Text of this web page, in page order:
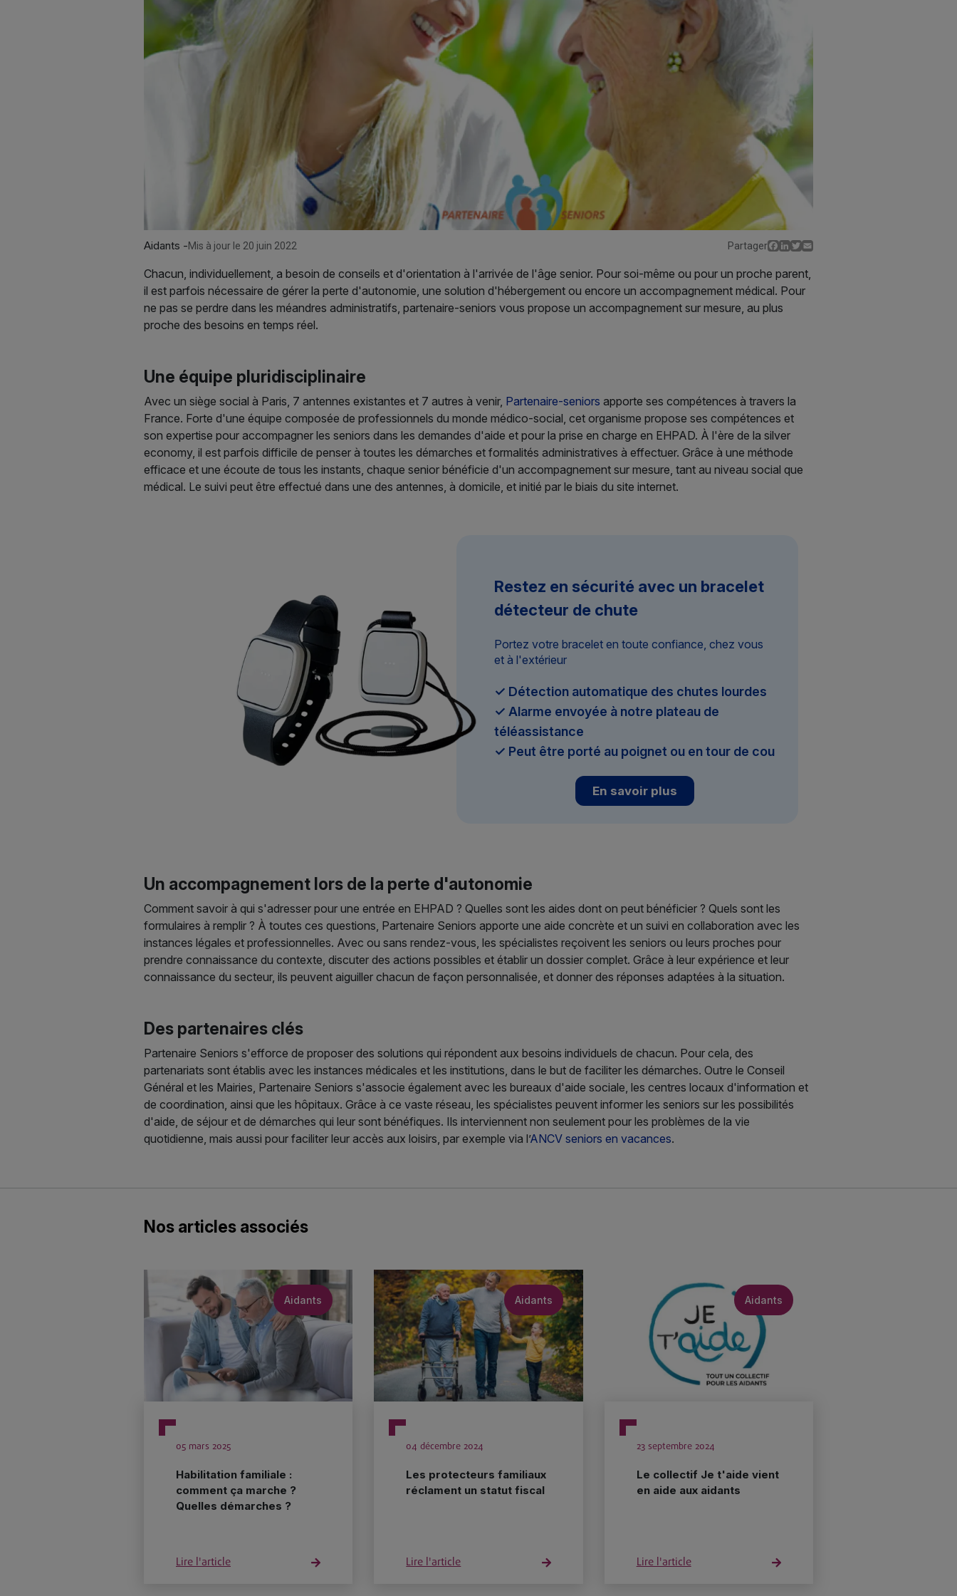
Aidants -Mis à jour le 20 juin 2022 Partager Facebook
LinkedIn
Twitter
Chacun, individuellement, a besoin de conseils et d'orientation à l'arrivée de l'âge senior. Pour soi-même ou pour un proche parent,
il est parfois nécessaire de gérer la perte d'autonomie, une solution d'hébergement ou encore un accompagnement médical. Pour
ne pas se perdre dans les méandres administratifs, partenaire-seniors vous propose un accompagnement sur mesure, au plus
proche des besoins en temps réel.
Une équipe pluridisciplinaire
Avec un siège social à Paris, 7 antennes existantes et 7 autres à venir, Partenaire-seniors apporte ses compétences à travers la
France. Forte d'une équipe composée de professionnels du monde médico-social, cet organisme propose ses compétences et
son expertise pour accompagner les seniors dans les demandes d'aide et pour la prise en charge en EHPAD. À l'ère de la silver
economy, il est parfois difficile de penser à toutes les démarches et formalités administratives à effectuer. Grâce à une méthode
efficace et une écoute de tous les instants, chaque senior bénéficie d'un accompagnement sur mesure, tant au niveau social que
médical. Le suivi peut être effectué dans une des antennes, à domicile, et initié par le biais du site internet.
Restez en sécurité avec un bracelet
détecteur de chute
Portez votre bracelet en toute confiance, chez vous
et à l'extérieur
✓ Détection automatique des chutes lourdes
✓ Alarme envoyée à notre plateau de
téléassistance
✓ Peut être porté au poignet ou en tour de cou
En savoir plus
Un accompagnement lors de la perte d'autonomie
Comment savoir à qui s'adresser pour une entrée en EHPAD ? Quelles sont les aides dont on peut bénéficier ? Quels sont les
formulaires à remplir ? À toutes ces questions, Partenaire Seniors apporte une aide concrète et un suivi en collaboration avec les
instances légales et professionnelles. Avec ou sans rendez-vous, les spécialistes reçoivent les seniors ou leurs proches pour
prendre connaissance du contexte, discuter des actions possibles et établir un dossier complet. Grâce à leur expérience et leur
connaissance du secteur, ils peuvent aiguiller chacun de façon personnalisée, et donner des réponses adaptées à la situation.
Des partenaires clés
Partenaire Seniors s'efforce de proposer des solutions qui répondent aux besoins individuels de chacun. Pour cela, des
partenariats sont établis avec les instances médicales et les institutions, dans le but de faciliter les démarches. Outre le Conseil
Général et les Mairies, Partenaire Seniors s'associe également avec les bureaux d'aide sociale, les centres locaux d'information et
de coordination, ainsi que les hôpitaux. Grâce à ce vaste réseau, les spécialistes peuvent informer les seniors sur les possibilités
d'aide, de séjour et de démarches qui leur sont bénéfiques. Ils interviennent non seulement pour les problèmes de la vie
quotidienne, mais aussi pour faciliter leur accès aux loisirs, par exemple via l’ANCV seniors en vacances.
Nos articles associés
Aidants
05 mars 2025
Habilitation familiale :
comment ça marche ?
Quelles démarches ?
Lire l'article
Aidants
04 décembre 2024
Les protecteurs familiaux
réclament un statut fiscal
Lire l'article
Aidants
23 septembre 2024
Le collectif Je t'aide vient
en aide aux aidants
Lire l'article